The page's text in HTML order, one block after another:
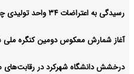
رسیدگی به اعتراضات ۳۴ واحد تولیدی چهارمحال و بختیاری
آغاز شمارش معکوس دومین کنگره ملی
درخشش دانشگاه شهرکرد در رقابت‌های منطقه